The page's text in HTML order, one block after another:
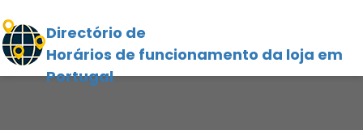
Directório de
Horários de funcionamento da loja em
Portugal